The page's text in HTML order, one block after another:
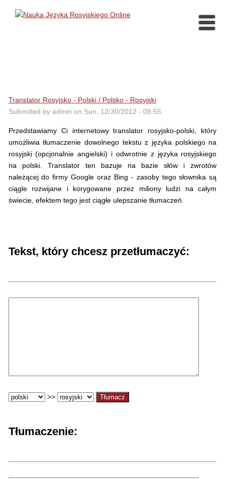
Translator Rosyjsko - Polski / Polsko - Rosyjski
Submitted by admin on Sun, 12/30/2012 - 08:55.
Przedstawiamy Ci internetowy translator rosyjsko-polski, który
umożliwia tłumaczenie dowolnego tekstu z języka polskiego na
rosyjski (opcjonalnie angielski) i odwrotnie z języka rosyjskiego
na polski. Translator ten bazuje na bazie słów i zwrotów
należącej do firmy Google oraz Bing - zasoby tego słownika są
ciągle rozwijane i korygowane przez miliony ludzi na całym
świecie, efektem tego jest ciągłe ulepszanie tłumaczeń.
Tekst, który chcesz przetłumaczyć:
>>
Tłumaczenie: